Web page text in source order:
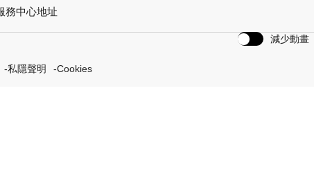
務中心地址
減少動畫
私隱聲明 Cookies